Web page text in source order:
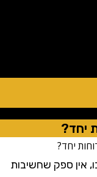
ספק שחשיבות